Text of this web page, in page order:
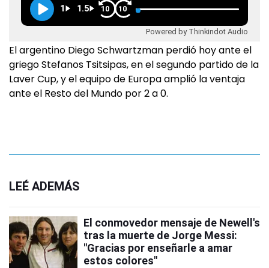
1 1.5 10 10
Powered by Thinkindot Audio
El argentino Diego Schwartzman perdió hoy ante el
griego Stefanos Tsitsipas, en el segundo partido de la
Laver Cup, y el equipo de Europa amplió la ventaja
ante el Resto del Mundo por 2 a 0.
LEÉ ADEMÁS
El conmovedor mensaje de Newell's
tras la muerte de Jorge Messi:
"Gracias por enseñarle a amar
estos colores"